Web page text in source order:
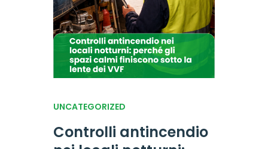
UNCATEGORIZED
Controlli antincendio